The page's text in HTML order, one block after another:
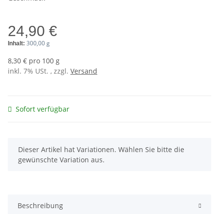
24,90 €
Inhalt: 300,00 g
8,30 € pro 100 g
inkl. 7% USt. , zzgl. Versand
Sofort verfügbar
x
Dieser Artikel hat Variationen. Wählen Sie bitte die
gewünschte Variation aus.
Beschreibung